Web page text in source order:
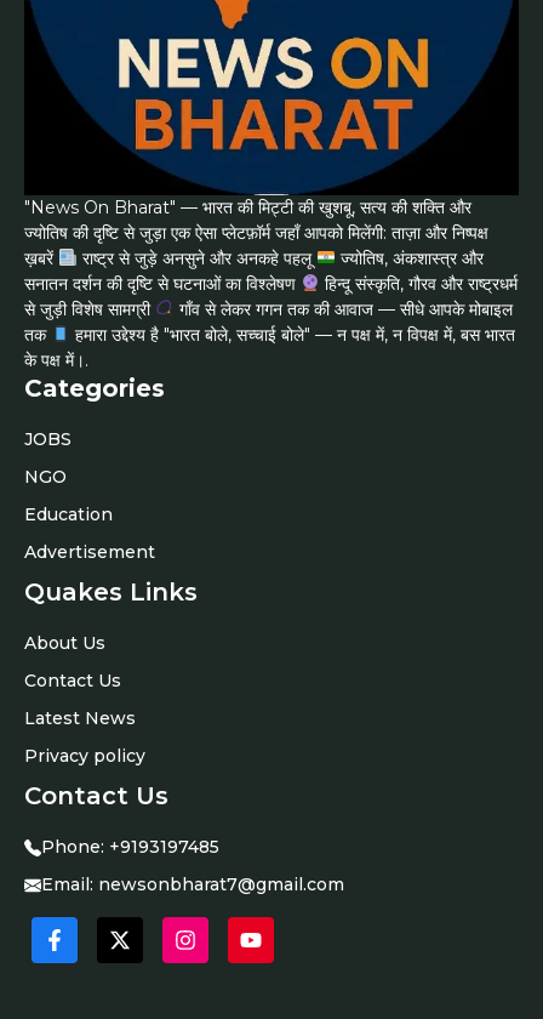
"News On Bharat" — भारत की मिट्टी की खुशबू, सत्य की शक्ति और
ज्योतिष की दृष्टि से जुड़ा एक ऐसा प्लेटफ़ॉर्म जहाँ आपको मिलेंगी: ताज़ा और निष्पक्ष
ख़बरें
राष्ट्र से जुड़े अनसुने और अनकहे पहलू
ज्योतिष, अंकशास्त्र और
सनातन दर्शन की दृष्टि से घटनाओं का विश्लेषण
हिन्दू संस्कृति, गौरव और राष्ट्रधर्म
से जुड़ी विशेष सामग्री
गाँव से लेकर गगन तक की आवाज — सीधे आपके मोबाइल
तक
हमारा उद्देश्य है "भारत बोले, सच्चाई बोले" — न पक्ष में, न विपक्ष में, बस भारत
के पक्ष में।.
Categories
JOBS
NGO
Education
Advertisement
Quakes Links
About Us
Contact Us
Latest News
Privacy policy
Contact Us
Phone: +9193197485
Email: newsonbharat7@gmail.com